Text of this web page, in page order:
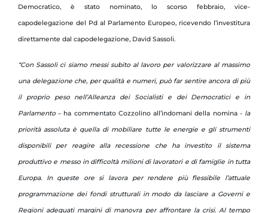
Democratico, è stato nominato, lo scorso febbraio, vice-
capodelegazione del Pd al Parlamento Europeo, ricevendo l’investitura
direttamente dal capodelegazione, David Sassoli.
“Con Sassoli ci siamo messi subito al lavoro per valorizzare al massimo
una delegazione che, per qualità e numeri, può far sentire ancora di più
il proprio peso nell’Alleanza dei Socialisti e dei Democratici e in
Parlamento – ha commentato Cozzolino all’indomani della nomina - la
priorità assoluta è quella di mobiliare tutte le energie e gli strumenti
disponibili per reagire alla recessione che ha investito il sistema
produttivo e messo in difficoltà milioni di lavoratori e di famiglie in tutta
Europa. In queste ore si lavora per rendere più flessibile l’attuale
programmazione dei fondi strutturali in modo da lasciare a Governi e
Regioni adeguati margini di manovra per affrontare la crisi. Al tempo